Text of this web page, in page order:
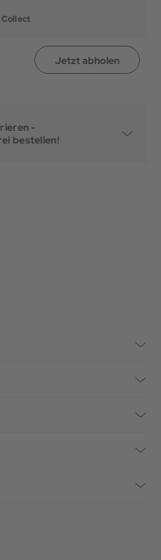
Collect
Jetzt abholen
-
bestellen!